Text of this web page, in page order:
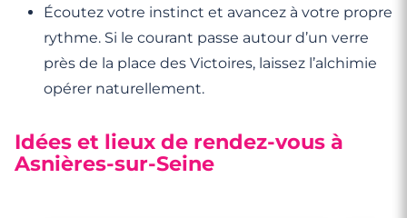
Écoutez votre instinct et avancez à votre propre
rythme. Si le courant passe autour d’un verre
près de la place des Victoires, laissez l’alchimie
opérer naturellement.
Idées et lieux de rendez-vous à
Asnières-sur-Seine